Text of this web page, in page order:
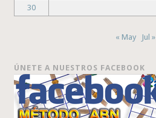
30
« May Jul »
ÚNETE A NUESTROS FACEBOOK